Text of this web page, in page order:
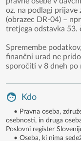
oz. na podlagi prijave
(obrazec DR-04) –
tretjega odstavka 53.
Spremembe
finančni urad ne
sporočiti v 8 dneh po
Kdo
• Pravna oseba,
osebnosti, in druga
Poslovni register
• Oseba, ki nima